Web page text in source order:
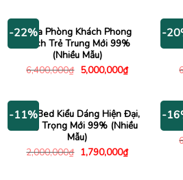
3,480,000₫.
-22%Sofa Phòng Khách Phong
Cách Trẻ Trung Mới 99%
(Nhiều Mẫu)
6,400,000₫ Giá
gốc
5,000,000₫Giá
hiện
5,000,000₫.
-Bộ
-11%
Sofa Bed Kiểu Dáng Hiện Đại,
Sang Trọng Mới 99% (Nhiều
Mẫu)
2,000,000₫ Giá
gốc
1,790,000₫Giá
hiện
-